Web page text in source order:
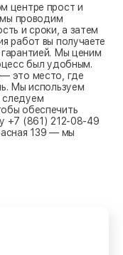
центре прост и
мы проводим
и сроки, а затем
работ вы получаете
Мы ценим
был удобным.
это место, где
Мы используем
следуем
обеспечить
+7 (861) 212-08-49
139 — мы